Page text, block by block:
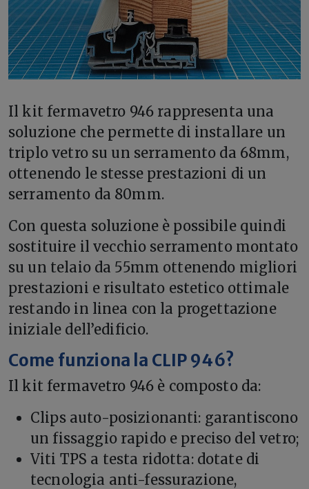
Il kit fermavetro 946 rappresenta una
soluzione che permette di installare un
triplo vetro su un serramento da 68mm,
ottenendo le stesse prestazioni di un
serramento da 80mm.
Con questa soluzione è possibile quindi
sostituire il vecchio serramento montato
su un telaio da 55mm ottenendo migliori
prestazioni e risultato estetico ottimale
restando in linea con la progettazione
iniziale dell’edificio.
Come funziona la CLIP 946?
Il kit fermavetro 946 è composto da:
Clips auto-posizionanti: garantiscono
un fissaggio rapido e preciso del vetro;
Viti TPS a testa ridotta: dotate di
tecnologia anti-fessurazione,